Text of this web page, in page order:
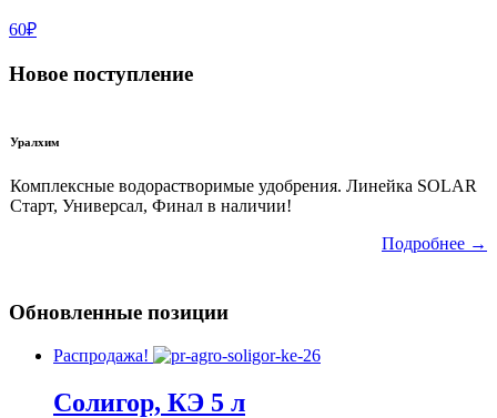
60₽
Новое поступление
Уралхим
Комплексные водорастворимые удобрения. Линейка SOLAR
Старт, Универсал, Финал в наличии!
Подробнее →
Обновленные позиции
Распродажа!
Солигор, КЭ 5 л